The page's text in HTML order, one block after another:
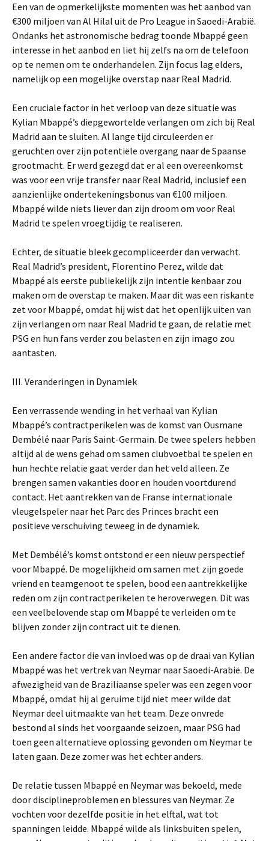
Een van de opmerkelijkste momenten was het aanbod van
€300 miljoen van Al Hilal uit de Pro League in Saoedi-Arabië.
Ondanks het astronomische bedrag toonde Mbappé geen
interesse in het aanbod en liet hij zelfs na om de telefoon
op te nemen om te onderhandelen. Zijn focus lag elders,
namelijk op een mogelijke overstap naar Real Madrid.
Een cruciale factor in het verloop van deze situatie was
Kylian Mbappé’s diepgewortelde verlangen om zich bij Real
Madrid aan te sluiten. Al lange tijd circuleerden er
geruchten over zijn potentiële overgang naar de Spaanse
grootmacht. Er werd gezegd dat er al een overeenkomst
was voor een vrije transfer naar Real Madrid, inclusief een
aanzienlijke ondertekeningsbonus van €100 miljoen.
Mbappé wilde niets liever dan zijn droom om voor Real
Madrid te spelen vroegtijdig te realiseren.
Echter, de situatie bleek gecompliceerder dan verwacht.
Real Madrid’s president, Florentino Perez, wilde dat
Mbappé als eerste publiekelijk zijn intentie kenbaar zou
maken om de overstap te maken. Maar dit was een riskante
zet voor Mbappé, omdat hij wist dat het openlijk uiten van
zijn verlangen om naar Real Madrid te gaan, de relatie met
PSG en hun fans verder zou belasten en zijn imago zou
aantasten.
III. Veranderingen in Dynamiek
Een verrassende wending in het verhaal van Kylian
Mbappé’s contractperikelen was de komst van Ousmane
Dembélé naar Paris Saint-Germain. De twee spelers hebben
altijd al de wens gehad om samen clubvoetbal te spelen en
hun hechte relatie gaat verder dan het veld alleen. Ze
brengen samen vakanties door en houden voortdurend
contact. Het aantrekken van de Franse internationale
vleugelspeler naar het Parc des Princes bracht een
positieve verschuiving teweeg in de dynamiek.
Met Dembélé’s komst ontstond er een nieuw perspectief
voor Mbappé. De mogelijkheid om samen met zijn goede
vriend en teamgenoot te spelen, bood een aantrekkelijke
reden om zijn contractperikelen te heroverwegen. Dit was
een veelbelovende stap om Mbappé te verleiden om te
blijven zonder zijn contract uit te dienen.
Een andere factor die van invloed was op de draai van Kylian
Mbappé was het vertrek van Neymar naar Saoedi-Arabië. De
afwezigheid van de Braziliaanse speler was een zegen voor
Mbappé, omdat hij al geruime tijd niet meer wilde dat
Neymar deel uitmaakte van het team. Deze onvrede
bestond al sinds het voorgaande seizoen, maar PSG had
toen geen alternatieve oplossing gevonden om Neymar te
laten gaan. Deze zomer was het echter anders.
De relatie tussen Mbappé en Neymar was bekoeld, mede
door disciplineproblemen en blessures van Neymar. Ze
vochten voor dezelfde positie in het elftal, wat tot
spanningen leidde. Mbappé wilde als linksbuiten spelen,